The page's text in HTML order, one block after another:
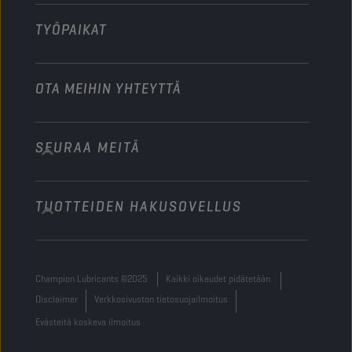
TYÖPAIKAT
OTA MEIHIN YHTEYTTÄ
info@championlubes.com
+32 3 870 00 20
Georges Gilliotstraat, 52 2620 Hemiksem
SEURAA MEITÄ
TUOTTEIDEN HAKUSOVELLUS
Champion Lubricants ©2025
Kaikki oikeudet pidätetään
Disclaimer
Verkkosivuston tietosuojailmoitus
Evästeitä koskeva ilmoitus